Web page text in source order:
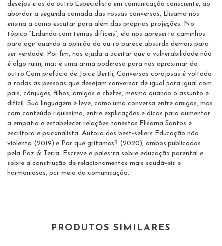
desejos e os do outro.Especialista em comunicação consciente, ao
abordar a segunda camada das nossas conversas, Elisama nos
ensina a como escutar para além das próprias projeções. No
tópico “Lidando com temas difíceis”, ela nos apresenta caminhos
para agir quando a opinião do outro parece absurda demais para
ser verdade. Por fim, nos ajuda a aceitar que a vulnerabilidade não
é algo ruim, mas é uma arma poderosa para nos aproximar do
outro.Com prefácio de Joice Berth, Conversas corajosas é voltado
a todas as pessoas que desejam conversar de igual para igual com
pais, cônjuges, filhos, amigos e chefes, mesmo quando o assunto é
difícil. Sua linguagem é leve, como uma conversa entre amigos, mas
com conteúdo riquíssimo, entre explicações e dicas para aumentar
a empatia e estabelecer relações honestas.Elisama Santos é
escritora e psicanalista. Autora dos best-sellers Educação não
violenta (2019) e Por que gritamos? (2020), ambos publicados
pela Paz & Terra. Escreve e palestra sobre educação parental e
sobre a construção de relacionamentos mais saudáveis e
harmoniosos, por meio da comunicação.
PRODUTOS SIMILARES